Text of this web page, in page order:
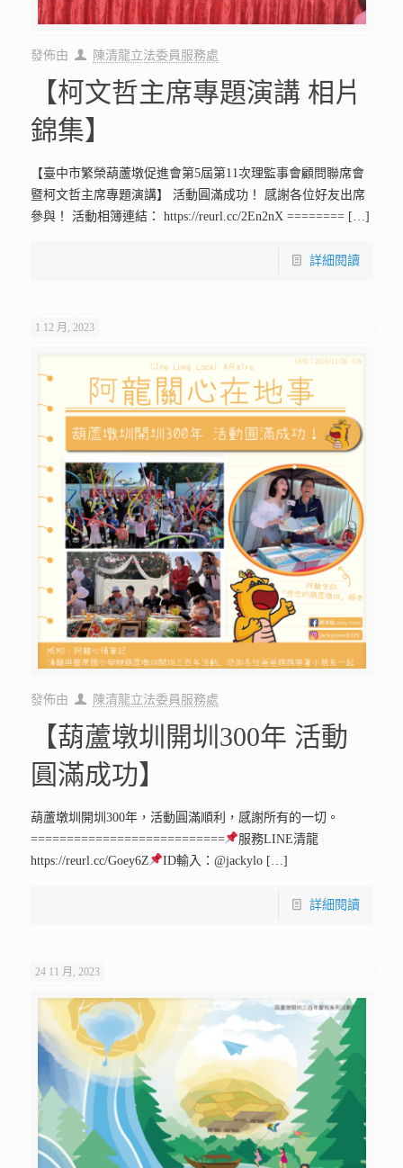
發佈由 陳清龍立法委員服務處
【柯文哲主席專題演講 相片
錦集】
【臺中市繁榮葫蘆墩促進會第5屆第11次理監事會顧問聯席會
暨柯文哲主席專題演講】 活動圓滿成功！ 感謝各位好友出席
參與！ 活動相簿連結： https://reurl.cc/2En2nX ========[…]
詳細閱讀
1 12 月, 2023
發佈由 陳清龍立法委員服務處
【葫蘆墩圳開圳300年 活動
圓滿成功】
葫蘆墩圳開圳300年，活動圓滿順利，感謝所有的一切。
===========================
服務LINE清龍
https://reurl.cc/Goey6Z
ID輸入：@jackylo […]
詳細閱讀
24 11 月, 2023